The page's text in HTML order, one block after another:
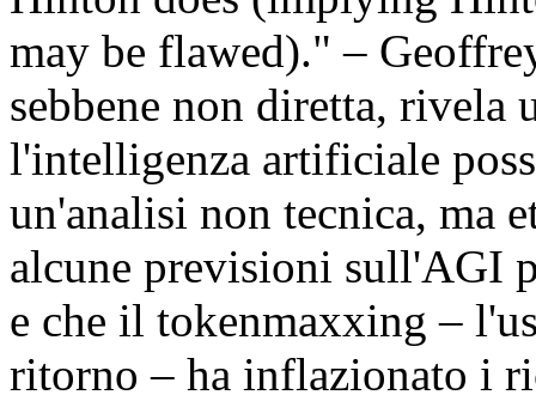
may be flawed)." –
sebbene non diretta, rivela
l'intelligenza artificiale
un'analisi non tecnica, ma
alcune previsioni sull'AGI
e che il tokenmaxxing –
ritorno – ha inflazionato i